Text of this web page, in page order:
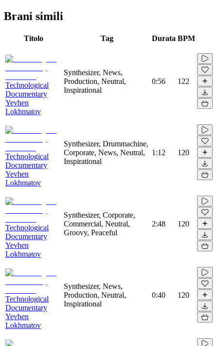
Brani simili
Titolo Tag Durata BPM
Technological
Documentary
Yevhen
Lokhmatov
Synthesizer, News,
Production, Neutral,
Inspirational
0:56 122
Technological
Documentary
Yevhen
Lokhmatov
Synthesizer, Drummachine,
Corporate, News, Neutral,
Inspirational
1:12 120
Technological
Documentary
Yevhen
Lokhmatov
Synthesizer, Corporate,
Commercial, Neutral,
Groovy, Peaceful
2:48 120
Technological
Documentary
Yevhen
Lokhmatov
Synthesizer, News,
Production, Neutral,
Inspirational
0:40 120